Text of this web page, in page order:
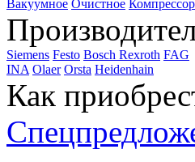
Вакуумное Очистное
Siemens Festo Bosch Rexroth FAG
INA Olaer Orsta Heidenhain
Как